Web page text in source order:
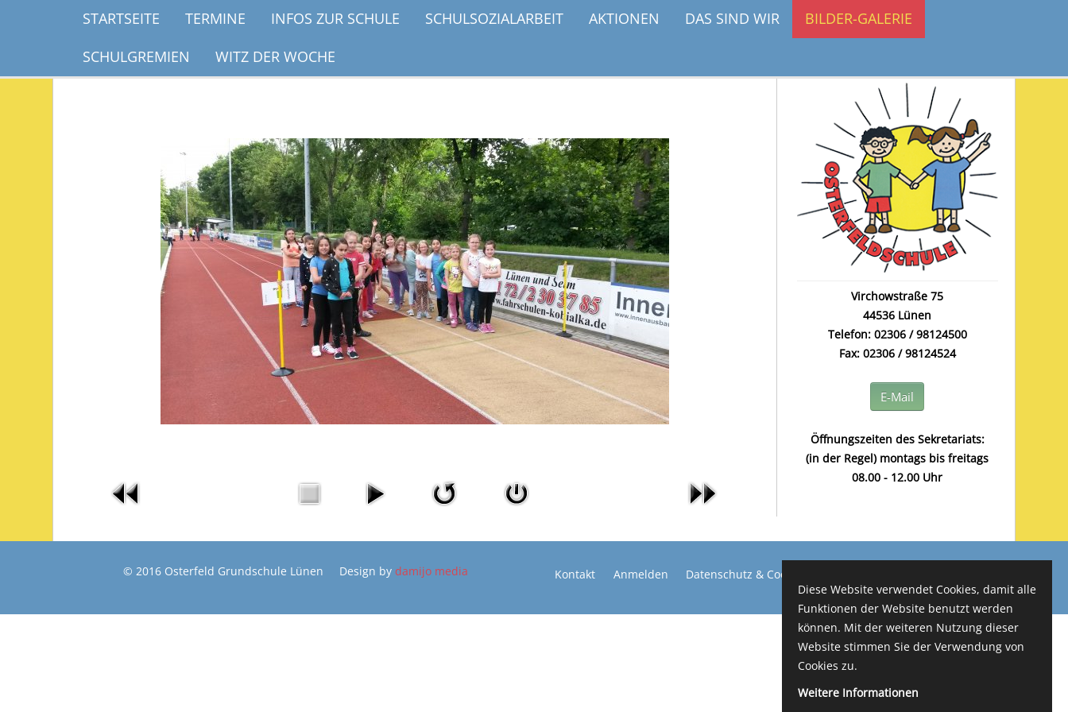
STARTSEITE TERMINE INFOS ZUR SCHULE SCHULSOZIALARBEIT AKTIONEN DAS SIND WIR
BILDER-GALERIE
SCHULGREMIEN
WITZ DER WOCHE
Virchowstraße 75
44536 Lünen
Telefon: 02306 / 98124500
Fax: 02306 / 98124524
E-Mail
Öffnungszeiten des Sekretariats:
(in der Regel) montags bis freitags
08.00 - 12.00 Uhr
© 2016 Osterfeld Grundschule Lünen Design by damijo media Datenschutz & Cookies
Anmelden
Kontakt
Diese Website verwendet Cookies, damit alle
Funktionen der Website benutzt werden
können. Mit der weiteren Nutzung dieser
Website stimmen Sie der Verwendung von
Cookies zu.
Weitere Informationen